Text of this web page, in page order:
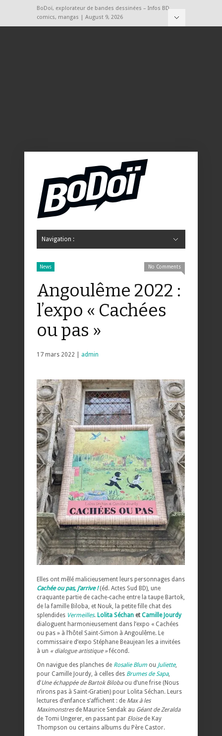
BoDoï, explorateur de bandes dessinées – Infos BD,
comics, mangas | August 9, 2026
Navigation :
News No Comments
Angoulême 2022 :
l’expo « Cachées
ou pas »
17 mars 2022 | admin
Elles ont mêlé malicieusement leurs personnages dans
Cachée ou pas, j’arrive !(éd. Actes Sud BD), une
craquante partie de cache-cache entre la taupe Bartok,
de la famille Biloba, et Nouk, la petite fille chat des
splendides Vermeilles. Lolita Séchan et Camille Jourdy
dialoguent harmonieusement dans l’expo « Cachées
ou pas » à l’hôtel Saint-Simon à Angoulême. Le
commissaire d’expo Stéphane Beaujean les a invitées
à un « dialogue artistique »fécond.
On navigue des planches de Rosalie Blum ou Juliette,
pour Camille Jourdy, à celles des Brumes de Sapa,
d’Une échappée de Bartok Bilobaou d’une frise (Nous
n’irons pas à Saint-Gratien) pour Lolita Séchan. Leurs
lectures d’enfance s’affichent : de Max à les
Maximonstresde Maurice Sendak au Géant de Zeralda
de Tomi Ungerer, en passant par Eloisede Kay
Thompson ou certains albums du Père Castor.